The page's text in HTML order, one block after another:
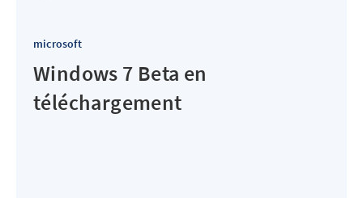
microsoft
Windows 7 Beta en
téléchargement